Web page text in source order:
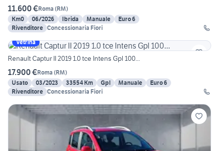
11.600 €Roma (RM)
Km0
06/2026 Ibrida Manuale
Euro 6
Rivenditore Concessionaria Fiori
Vetrina
Renault Captur II 2019 1.0 tce Intens Gpl 100...
17.900 €Roma (RM)
Usato
03/2023 33554 Km Gpl Manuale
Euro 6
Rivenditore Concessionaria Fiori